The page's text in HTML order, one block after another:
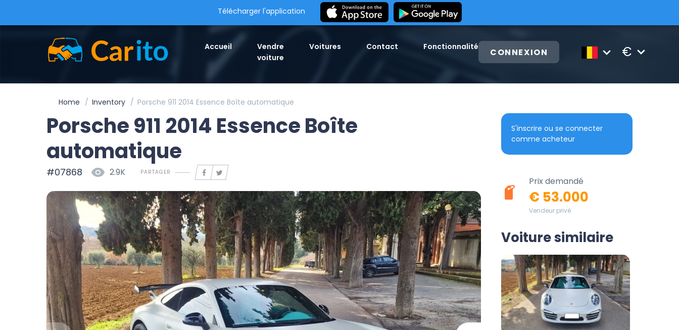
Télécharger l'application
Accueil
Vendre
voiture
Voitures Contact Fonctionnalité CONNEXION €
Home Inventory Porsche 911 2014 Essence Boîte automatique
Porsche 911 2014 Essence Boîte
automatique
#07868 2.9K PARTAGER
S'inscrire ou se connecter
comme acheteur
Prix demandé
€ 53.000
Vendeur privé
Voiture similaire